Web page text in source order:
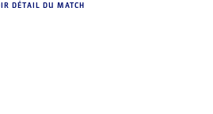
DÉTAIL DU MATCH